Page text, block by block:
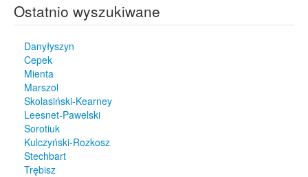
Ostatnio wyszukiwane
Danyłyszyn
Cepek
Mienta
Marszol
Skolasiński-Kearney
Leesnet-Pawelski
Sorotiuk
Kulczyński-Rozkosz
Stechbart
Trębisz